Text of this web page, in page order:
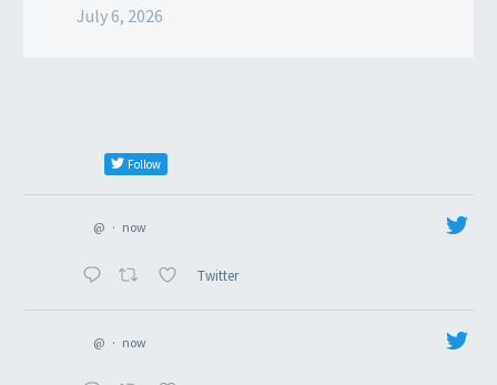
July 6, 2026
Follow
@ · now
Twitter
@ · now